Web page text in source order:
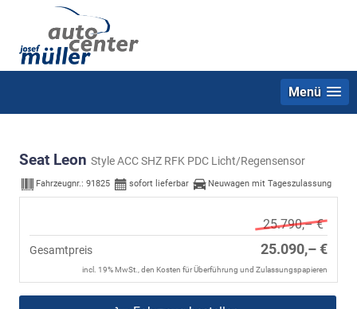
Menü
Seat Leon Style ACC SHZ RFK PDC Licht/Regensensor
Fahrzeugnr.: 91825 sofort lieferbar Neuwagen mit Tageszulassung
25.790,– €
Gesamtpreis 25.090,– €
incl. 19% MwSt., den Kosten für Überführung und Zulassungspapieren